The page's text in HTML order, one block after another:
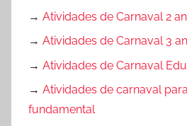
→ Atividades de Carnaval 2
→ Atividades de Carnaval 3
→ Atividades de Carnaval
→ Atividades de carnaval
fundamental